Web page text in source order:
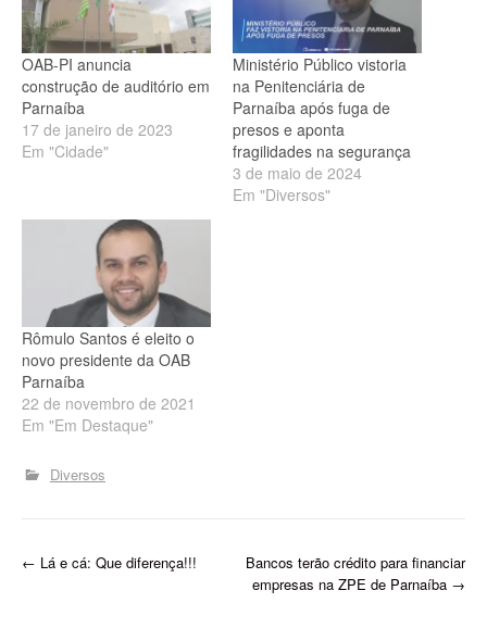
OAB-PI anuncia
construção de auditório em
Parnaíba
17 de janeiro de 2023
Em "Cidade"
Ministério Público vistoria
na Penitenciária de
Parnaíba após fuga de
presos e aponta
fragilidades na segurança
3 de maio de 2024
Em "Diversos"
Rômulo Santos é eleito o
novo presidente da OAB
Parnaíba
22 de novembro de 2021
Em "Em Destaque"
Diversos
P
← Lá e cá: Que diferença!!!
Bancos terão crédito para financiar
empresas na ZPE de Parnaíba →